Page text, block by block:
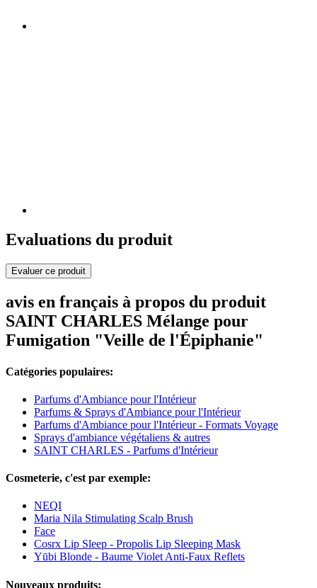
Evaluations du produit
Evaluer ce produit
avis en français à propos du produit
SAINT CHARLES Mélange pour
Fumigation "Veille de l'Épiphanie"
Catégories populaires:
Parfums d'Ambiance pour l'Intérieur
Parfums & Sprays d'Ambiance pour l'Intérieur
Parfums d'Ambiance pour l'Intérieur - Formats Voyage
Sprays d'ambiance végétaliens & autres
SAINT CHARLES - Parfums d'Intérieur
Cosmeterie, c'est par exemple:
NEQI
Maria Nila Stimulating Scalp Brush
Face
Cosrx Lip Sleep - Propolis Lip Sleeping Mask
Yūbi Blonde - Baume Violet Anti-Faux Reflets
Nouveaux produits: